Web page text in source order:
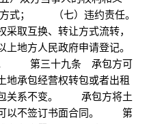
式； （七）违约责任。
互换、转让方式流转，
地方人民政府申请登记。
。 第三十九条 承包方可
地承包经营权转包或者出租
包关系不变。 承包方将土
可以不签订书面合同。 第